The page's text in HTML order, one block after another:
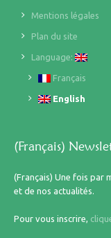
Mentions légales
Plan du site
Language:
Français
English
(Français)
(Français) Une fois par
et de nos actualités.
Pour vous inscrire,